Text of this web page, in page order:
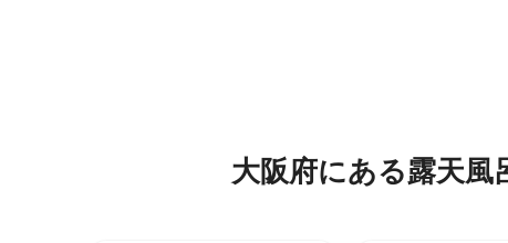
ることができます。キッチンには必要な
ものがすべて揃っていますので、ご希望
大8名様が
ゅっと押
大阪府にある露天風